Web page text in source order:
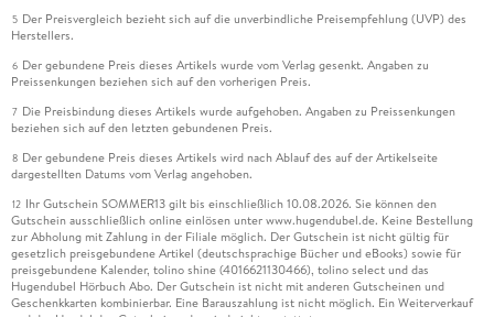
5 Der Preisvergleich bezieht sich auf die unverbindliche Preisempfehlung (UVP) des
Herstellers.
6 Der gebundene Preis dieses Artikels wurde vom Verlag gesenkt. Angaben zu
Preissenkungen beziehen sich auf den vorherigen Preis.
7 Die Preisbindung dieses Artikels wurde aufgehoben. Angaben zu Preissenkungen
beziehen sich auf den letzten gebundenen Preis.
8 Der gebundene Preis dieses Artikels wird nach Ablauf des auf der Artikelseite
dargestellten Datums vom Verlag angehoben.
12 Ihr Gutschein SOMMER13 gilt bis einschließlich 10.08.2026. Sie können den
Gutschein ausschließlich online einlösen unter www.hugendubel.de. Keine Bestellung
zur Abholung mit Zahlung in der Filiale möglich. Der Gutschein ist nicht gültig für
gesetzlich preisgebundene Artikel (deutschsprachige Bücher und eBooks) sowie für
preisgebundene Kalender, tolino shine (4016621130466), tolino select und das
Hugendubel Hörbuch Abo. Der Gutschein ist nicht mit anderen Gutscheinen und
Geschenkkarten kombinierbar. Eine Barauszahlung ist nicht möglich. Ein Weiterverkauf